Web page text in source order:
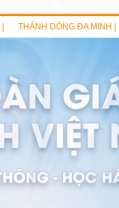
THÁNH DÒNG ĐA MINH |